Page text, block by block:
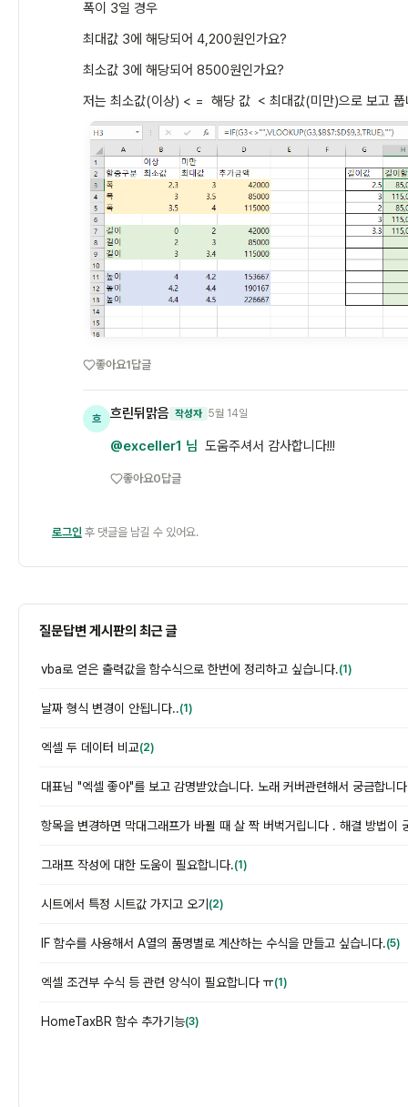
폭이 3일 경우
최대값 3에 해당되어 4,200원인가요?
최소값 3에 해당되어 8500원인가요?
저는 최소값(이상) < = 해당 값 < 최대값(미만)으로 보고 풉
좋아요1답글
흐 흐린뒤맑음 작성자 5월 14일
@exceller1 님 도움주셔서 감사합니다!!!
좋아요0답글
로그인 후 댓글을 남길 수 있어요.
질문답변 게시판의 최근 글
vba로 얻은 출력값을 함수식으로 한번에 정리하고 싶습니다.(1)
날짜 형식 변경이 안됩니다..(1)
엑셀 두 데이터 비교(2)
대표님 "엑셀 좋아"를 보고 감명받았습니다. 노래 커버관련해서 궁금합니
항목을 변경하면 막대그래프가 바뀔 때 살 짝 버벅거립니다 . 해결 방법이
그래프 작성에 대한 도움이 필요합니다.(1)
시트에서 특정 시트값 가지고 오기 (2)
IF 함수를 사용해서 A열의 품명별로 계산하는 수식을 만들고 싶습니다.(5)
엑셀 조건부 수식 등 관련 양식이 필요합니다 ㅠ(1)
HomeTaxBR 함수 추가기능(3)